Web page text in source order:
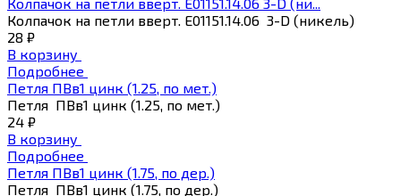
Колпачок на петли вверт. Е01151.14.06 3-D (ни...
Колпачок на петли вверт. Е01151.14.06 3-D (никель)
28 ₽
В корзину
Подробнее
Петля ПВв1 цинк (1.25, по мет.)
Петля ПВв1 цинк (1.25, по мет.)
24 ₽
В корзину
Подробнее
Петля ПВв1 цинк (1.75, по дер.)
Петля ПВв1 цинк (1.75, по дер.)